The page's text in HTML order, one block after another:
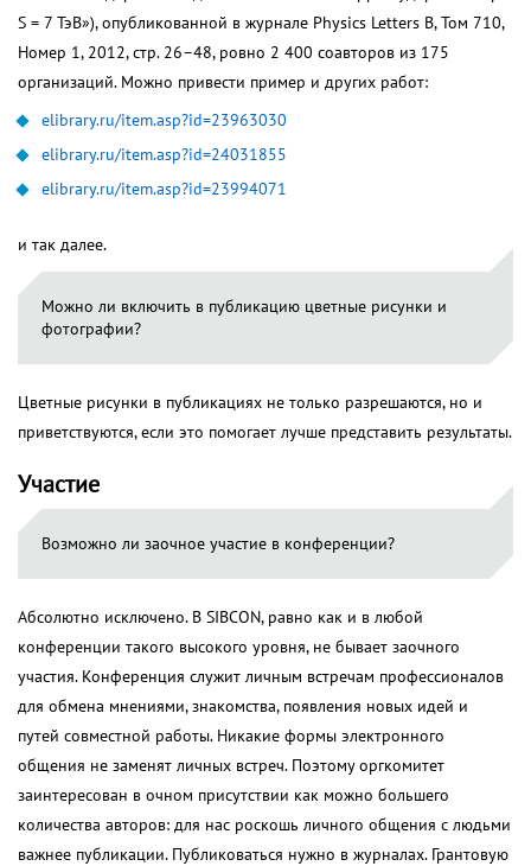
S = 7 ТэВ»), опубликованной в журнале Physics Letters B, Том 710,
Номер 1, 2012, стр. 26–48, ровно 2 400 соавторов из 175
организаций. Можно привести пример и других работ:
elibrary.ru/item.asp?id=23963030
elibrary.ru/item.asp?id=24031855
elibrary.ru/item.asp?id=23994071
и так далее.
Можно ли включить в публикацию цветные рисунки и
фотографии?
Цветные рисунки в публикациях не только разрешаются, но и
приветствуются, если это помогает лучше представить результаты.
Участие
Возможно ли заочное участие в конференции?
Абсолютно исключено. В SIBCON, равно как и в любой
конференции такого высокого уровня, не бывает заочного
участия. Конференция служит личным встречам профессионалов
для обмена мнениями, знакомства, появления новых идей и
путей совместной работы. Никакие формы электронного
общения не заменят личных встреч. Поэтому оргкомитет
заинтересован в очном присутствии как можно большего
количества авторов: для нас роскошь личного общения с людьми
важнее публикации. Публиковаться нужно в журналах. Грантовую